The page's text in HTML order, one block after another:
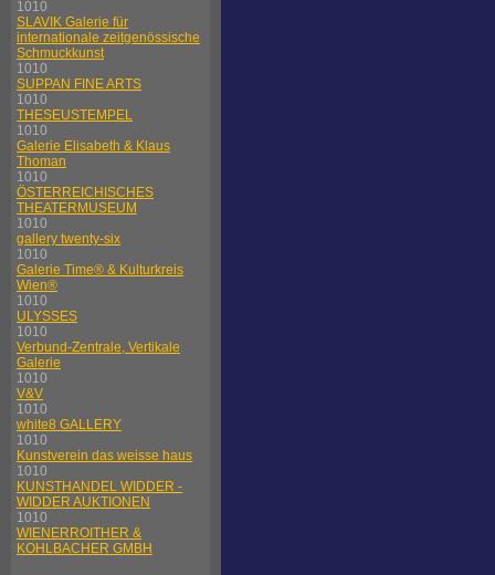
1010
SLAVIK Galerie für
internationale zeitgenössische
Schmuckkunst
1010
SUPPAN FINE ARTS
1010
THESEUSTEMPEL
1010
Galerie Elisabeth & Klaus
Thoman
1010
ÖSTERREICHISCHES
THEATERMUSEUM
1010
gallery twenty-six
1010
Galerie Time® & Kulturkreis
Wien®
1010
ULYSSES
1010
Verbund-Zentrale, Vertikale
Galerie
1010
V&V
1010
white8 GALLERY
1010
Kunstverein das weisse haus
1010
KUNSTHANDEL WIDDER -
WIDDER AUKTIONEN
1010
WIENERROITHER &
KOHLBACHER GMBH